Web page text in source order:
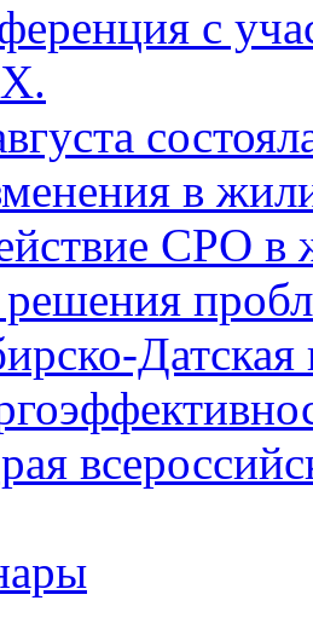
с
в
СРО
решения